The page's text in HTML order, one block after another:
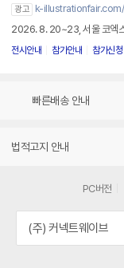
광고
k-
2026. 8. 20~23, 서울 코엑스
전시안내 참가안내 참가신청
빠른배송 안내
법적고지 안내
PC버전
(주) 커넥트웨이브